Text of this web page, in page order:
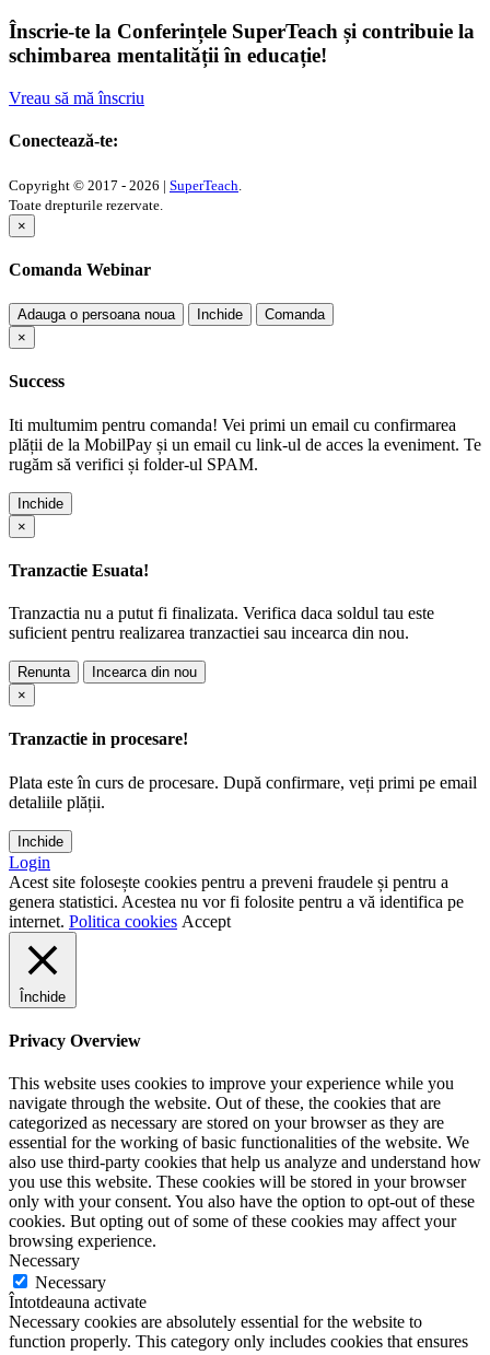
Înscrie-te la Conferințele SuperTeach și contribuie la
schimbarea mentalității în educație!
Vreau să mă înscriu
Conectează-te:
Copyright © 2017 - 2026 | SuperTeach
Toate drepturile rezervate.
×
Comanda Webinar
Adauga o persoana noua Inchide
Comanda
×
Success
Iti multumim pentru comanda! Vei primi un email cu confirmarea
plății de la MobilPay și un email cu link-ul de acces la eveniment. Te
rugăm să verifici și folder-ul SPAM.
Inchide
×
Tranzactie Esuata!
Tranzactia nu a putut fi finalizata. Verifica daca soldul tau este
suficient pentru realizarea tranzactiei sau incearca din nou.
Renunta
Incearca din nou
×
Tranzactie in procesare!
Plata este în curs de procesare. După confirmare, veți primi pe email
detaliile plății.
Inchide
Login
Acest site folosește cookies pentru a preveni fraudele și pentru a
genera statistici. Acestea nu vor fi folosite pentru a vă identifica pe
internet. Politica cookies Accept
Închide
Privacy Overview
This website uses cookies to improve your experience while you
navigate through the website. Out of these, the cookies that are
categorized as necessary are stored on your browser as they are
essential for the working of basic functionalities of the website. We
also use third-party cookies that help us analyze and understand how
you use this website. These cookies will be stored in your browser
only with your consent. You also have the option to opt-out of these
cookies. But opting out of some of these cookies may affect your
browsing experience.
Necessary
Necessary
Întotdeauna activate
Necessary cookies are absolutely essential for the website to
function properly. This category only includes cookies that ensures